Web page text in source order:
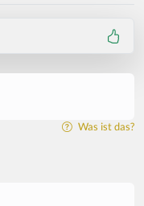
Was ist das?